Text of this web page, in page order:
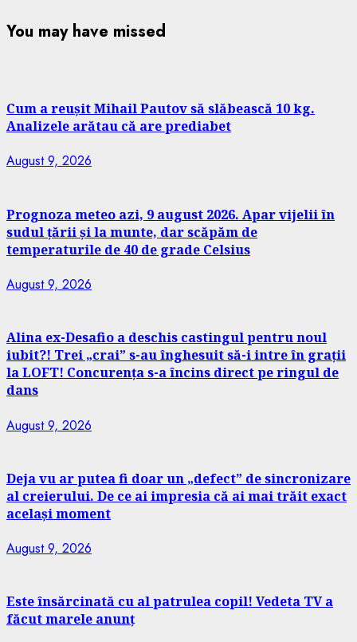
You may have missed
Cum a reușit Mihail Pautov să slăbească 10 kg.
Analizele arătau că are prediabet
August 9, 2026
Prognoza meteo azi, 9 august 2026. Apar vijelii în
sudul țării și la munte, dar scăpăm de
temperaturile de 40 de grade Celsius
August 9, 2026
Alina ex-Desafio a deschis castingul pentru noul
iubit?! Trei „crai” s-au înghesuit să-i intre în grații
la LOFT! Concurența s-a încins direct pe ringul de
dans
August 9, 2026
Deja vu ar putea fi doar un „defect” de sincronizare
al creierului. De ce ai impresia că ai mai trăit exact
același moment
August 9, 2026
Este însărcinată cu al patrulea copil! Vedeta TV a
făcut marele anunț